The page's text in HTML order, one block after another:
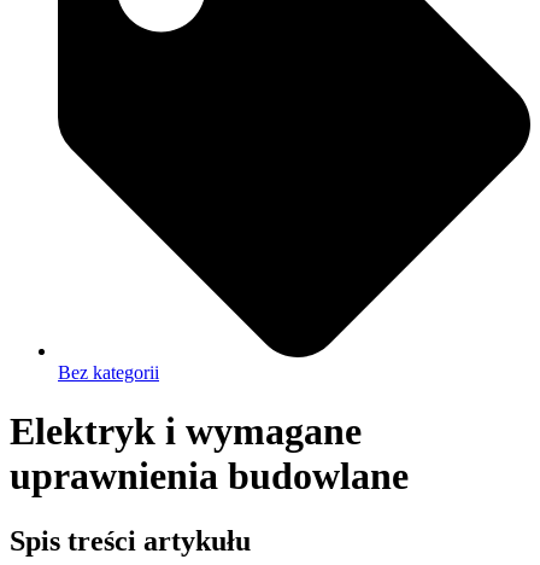
Bez kategorii
Elektryk i wymagane
uprawnienia budowlane
Spis treści artykułu